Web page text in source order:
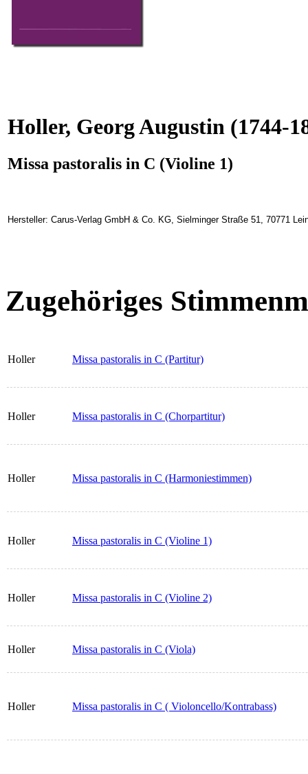
Holler, Georg Augustin (1744-
Missa pastoralis in C (Violine 1)
Hersteller: Carus-Verlag GmbH & Co. KG, Sielminger Straße 51, 70771
Zugehöriges
Holler Missa pastoralis in C (Partitur)
Holler Missa pastoralis in C (Chorpartitur)
Holler Missa pastoralis in C (Harmoniestimmen)
Holler Missa pastoralis in C (Violine 1)
Holler Missa pastoralis in C (Violine 2)
Holler Missa pastoralis in C (Viola)
Holler Missa pastoralis in C ( Violoncello/Kontrabass)